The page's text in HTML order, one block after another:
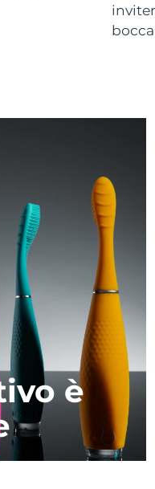
è